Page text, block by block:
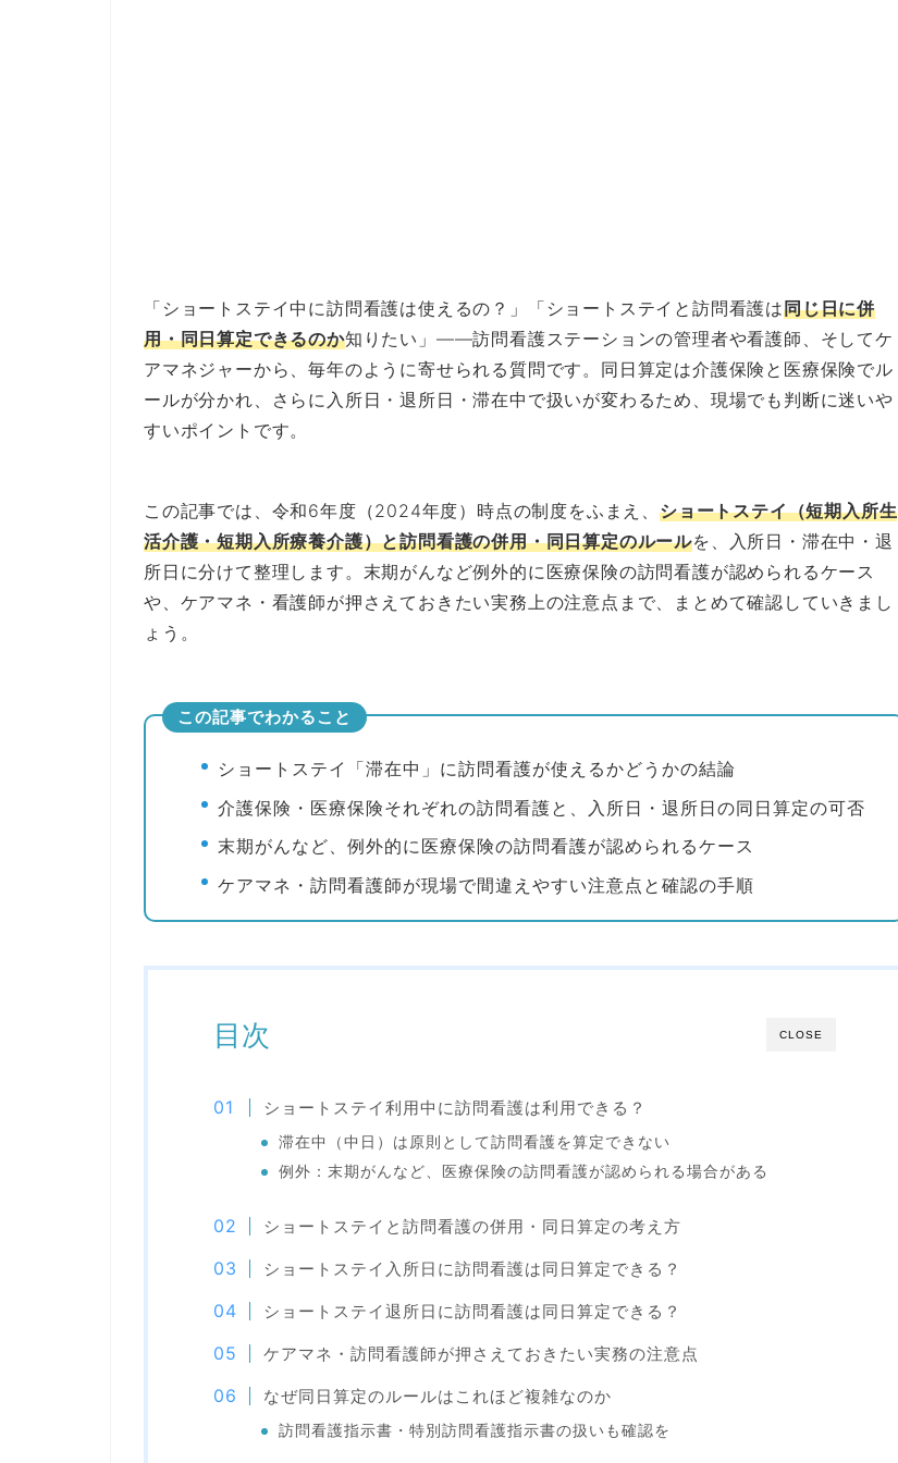
「ショートステイ中に訪問看護は使えるの？」「ショートステイと訪問看護は同じ日に併
用・同日算定できるのか知りたい」——訪問看護ステーションの管理者や看護師、そしてケ
アマネジャーから、毎年のように寄せられる質問です。同日算定は介護保険と医療保険でル
ールが分かれ、さらに入所日・退所日・滞在中で扱いが変わるため、現場でも判断に迷いや
すいポイントです。
この記事では、令和6年度（2024年度）時点の制度をふまえ、 ショートステイ（短期入所生
活介護・短期入所療養介護）と訪問看護の併用・同日算定のルールを、入所日・滞在中・退
所日に分けて整理します。末期がんなど例外的に医療保険の訪問看護が認められるケース
や、ケアマネ・看護師が押さえておきたい実務上の注意点まで、まとめて確認していきまし
ょう。
この記事でわかること
ショートステイ「滞在中」に訪問看護が使えるかどうかの結論
介護保険・医療保険それぞれの訪問看護と、入所日・退所日の同日算定の可否
末期がんなど、例外的に医療保険の訪問看護が認められるケース
ケアマネ・訪問看護師が現場で間違えやすい注意点と確認の手順
CLOSE
目次
ショートステイ利用中に訪問看護は利用できる？
滞在中（中日）は原則として訪問看護を算定できない
例外：末期がんなど、医療保険の訪問看護が認められる場合がある
ショートステイと訪問看護の併用・同日算定の考え方
ショートステイ入所日に訪問看護は同日算定できる？
ショートステイ退所日に訪問看護は同日算定できる？
ケアマネ・訪問看護師が押さえておきたい実務の注意点
なぜ同日算定のルールはこれほど複雑なのか
訪問看護指示書・特別訪問看護指示書の扱いも確認を